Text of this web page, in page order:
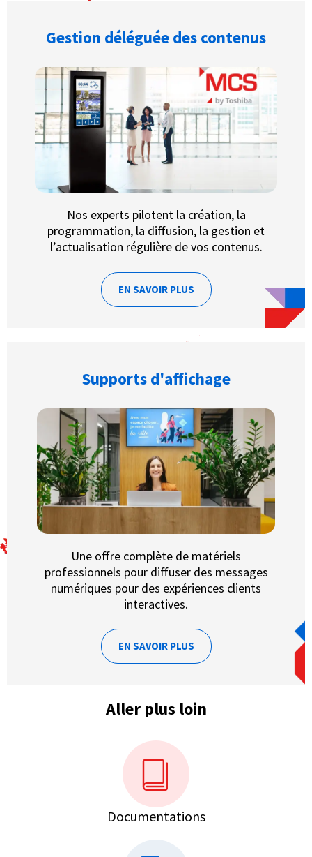
Gestion déléguée des contenus
Nos experts pilotent la création, la
programmation, la diffusion, la gestion et
l’actualisation régulière de vos contenus.
EN SAVOIR PLUS
Supports d'affichage
Une offre complète de matériels
professionnels pour diffuser des messages
numériques pour des expériences clients
interactives.
EN SAVOIR PLUS
Aller plus loin
Documentations